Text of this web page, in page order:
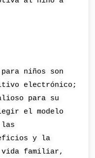
niños son
electrónico;
para su
el modelo
y la
familiar,